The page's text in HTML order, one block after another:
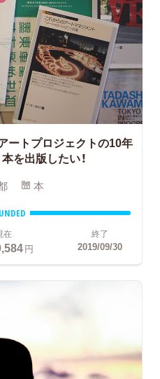
ートプロジェクトの10年
本を出版したい！
本
在
円
終了
2019/09/30